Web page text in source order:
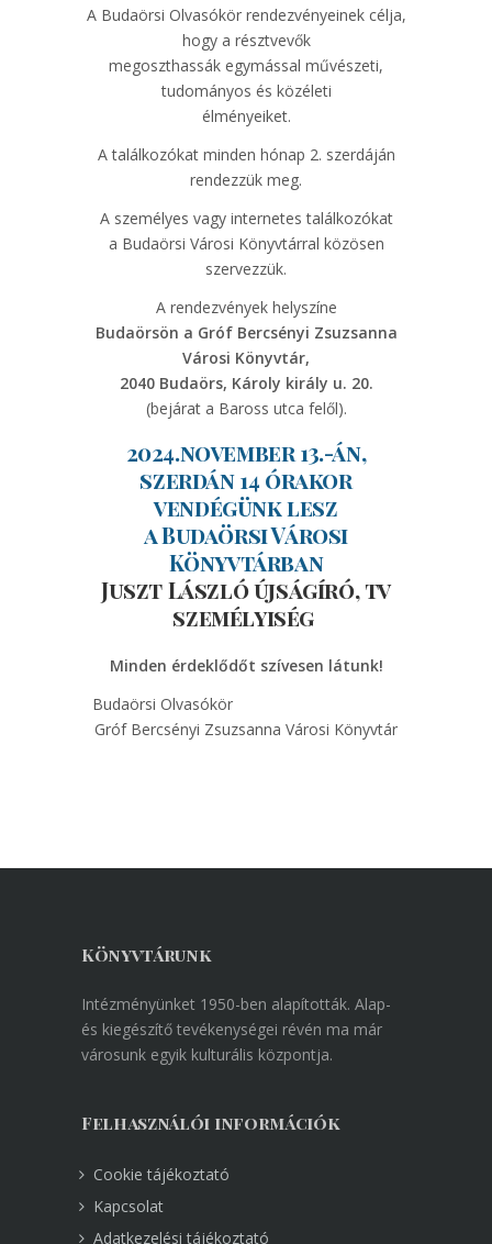
A Budaörsi Olvasókör rendezvényeinek célja,
hogy a résztvevők
megoszthassák egymással művészeti,
tudományos és közéleti
élményeiket.
A találkozókat minden hónap 2. szerdáján
rendezzük meg.
A személyes vagy internetes találkozókat
a Budaörsi Városi Könyvtárral közösen
szervezzük.
A rendezvények helyszíne
Budaörsön a Gróf Bercsényi Zsuzsanna
Városi Könyvtár,
2040 Budaörs, Károly király u. 20.
(bejárat a Baross utca felől).
2024.november 13.-án,
szerdán 14 órakor
vendégünk lesz
a Budaörsi Városi
Könyvtárban
Juszt László újságíró, tv
személyiség
Minden érdeklődőt szívesen látunk!
Budaörsi Olvasókör
Gróf Bercsényi Zsuzsanna Városi Könyvtár
Könyvtárunk
Intézményünket 1950-ben alapították. Alap-
és kiegészítő tevékenységei révén ma már
városunk egyik kulturális központja.
Felhasználói információk
Cookie tájékoztató
Kapcsolat
Adatkezelési tájékoztató